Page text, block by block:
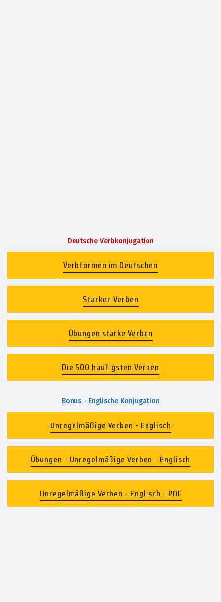
Deutsche Verbkonjugation
Verbformen im Deutschen
Starken Verben
Übungen starke Verben
Die 500 häufigsten Verben
Bonus - Englische Konjugation
Unregelmäßige Verben - Englisch
Übungen - Unregelmäßige Verben - Englisch
Unregelmäßige Verben - Englisch - PDF